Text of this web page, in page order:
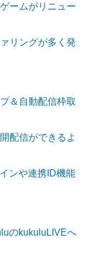
ームがリニュー
リングが多く発
＆自動配信枠取
配信ができるよ
ンや連携ID機能
のkukuluLIVEへ